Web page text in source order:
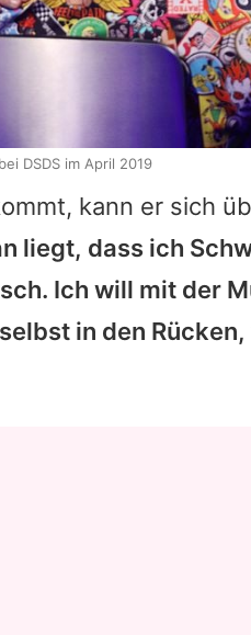
kann er sich
liegt, dass ich
Ich will mit der
in den
DSDS im April 2019